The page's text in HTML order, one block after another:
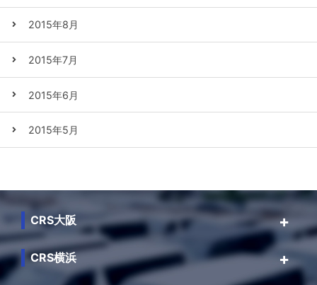
2015年8月
2015年7月
2015年6月
2015年5月
CRS大阪
CRS横浜